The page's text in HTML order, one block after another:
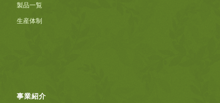
製品一覧
生産体制
事業紹介